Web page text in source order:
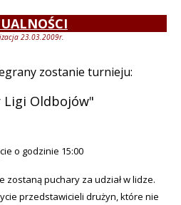
23.03.2009r.
zostanie turnieju:
Ligi Oldbojów"
o godzinie 15:00
zostaną puchary za udział w lidze.
przedstawicieli drużyn, które nie